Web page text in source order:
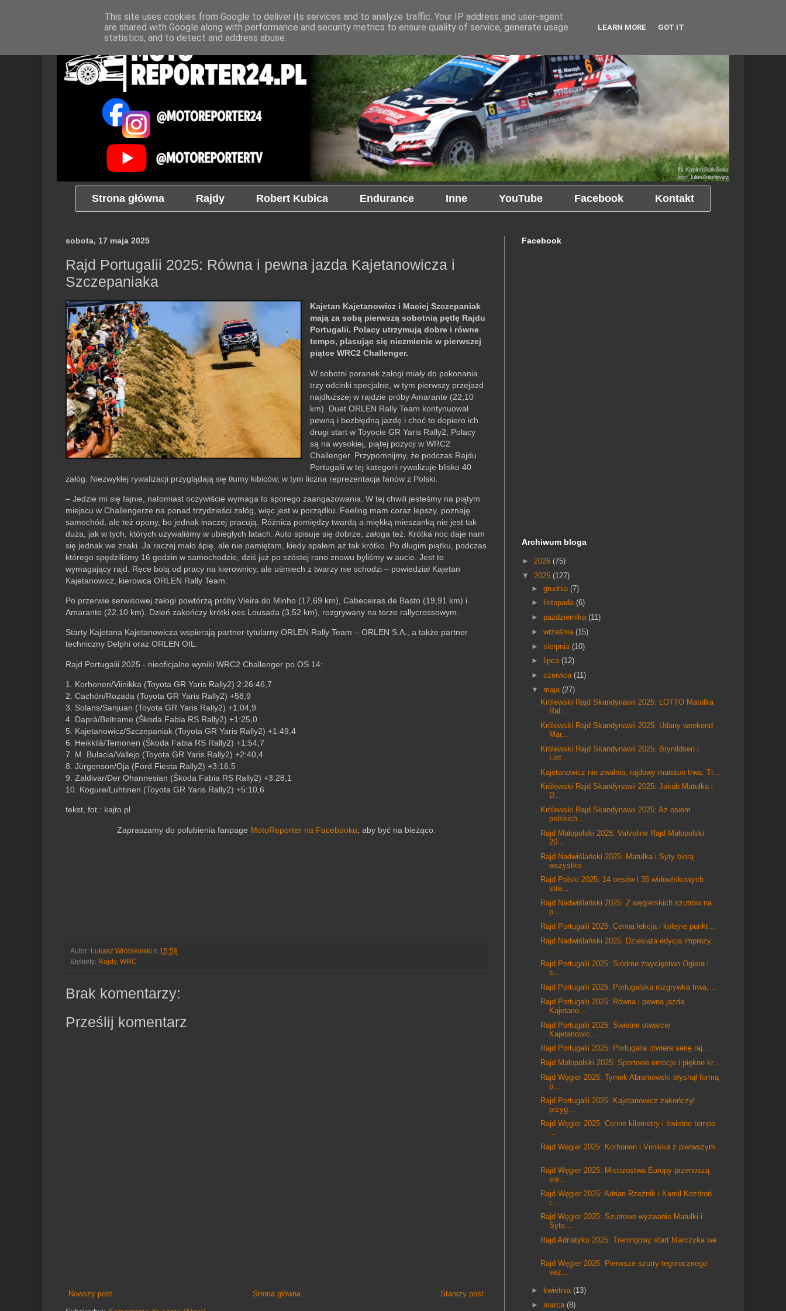
Strona główna Rajdy Robert Kubica Endurance Inne YouTube Facebook Kontakt
sobota, 17 maja 2025
Rajd Portugalii 2025: Równa i pewna jazda Kajetanowicza i
Szczepaniaka
Kajetan Kajetanowicz i Maciej Szczepaniak
mają za sobą pierwszą sobotnią pętlę Rajdu
Portugalii. Polacy utrzymują dobre i równe
tempo, plasując się niezmienie w pierwszej
piątce WRC2 Challenger.
W sobotni poranek załogi miały do pokonania
trzy odcinki specjalne, w tym pierwszy przejazd
najdłuższej w rajdzie próby Amarante (22,10
km). Duet ORLEN Rally Team kontynuował
pewną i bezbłędną jazdę i choć to dopiero ich
drugi start w Toyocie GR Yaris Rally2, Polacy
są na wysokiej, piątej pozycji w WRC2
Challenger. Przypomnijmy, że podczas Rajdu
Portugalii w tej kategorii rywalizuje blisko 40
załóg. Niezwykłej rywalizacji przyglądają się tłumy kibiców, w tym liczna reprezentacja fanów z Polski.
– Jedzie mi się fajnie, natomiast oczywiście wymaga to sporego zaangażowania. W tej chwili jesteśmy na piątym
miejscu w Challengerze na ponad trzydzieści załóg, więc jest w porządku. Feeling mam coraz lepszy, poznaję
samochód, ale też opony, bo jednak inaczej pracują. Różnica pomiędzy twardą a miękką mieszanką nie jest tak
duża, jak w tych, których używaliśmy w ubiegłych latach. Auto spisuje się dobrze, załoga też. Krótka noc daje nam
się jednak we znaki. Ja raczej mało śpię, ale nie pamiętam, kiedy spałem aż tak krótko. Po długim piątku, podczas
którego spędziliśmy 16 godzin w samochodzie, dziś już po szóstej rano znowu byliśmy w aucie. Jest to
wymagający rajd. Ręce bolą od pracy na kierownicy, ale uśmiech z twarzy nie schodzi – powiedział Kajetan
Kajetanowicz, kierowca ORLEN Rally Team.
Po przerwie serwisowej załogi powtórzą próby Vieira do Minho (17,69 km), Cabeceiras de Basto (19,91 km) i
Amarante (22,10 km). Dzień zakończy krótki oes Lousada (3,52 km), rozgrywany na torze rallycrossowym.
Starty Kajetana Kajetanowicza wspierają partner tytularny ORLEN Rally Team – ORLEN S.A., a także partner
techniczny Delphi oraz ORLEN OIL.
Rajd Portugalii 2025 - nieoficjalne wyniki WRC2 Challenger po OS 14:
1. Korhonen/Viinikka (Toyota GR Yaris Rally2) 2:26:46,7
2. Cachón/Rozada (Toyota GR Yaris Rally2) +58,9
3. Solans/Sanjuan (Toyota GR Yaris Rally2) +1:04,9
4. Daprà/Beltrame (Škoda Fabia RS Rally2) +1:25,0
5. Kajetanowicz/Szczepaniak (Toyota GR Yaris Rally2) +1:49,4
6. Heikkilä/Temonen (Škoda Fabia RS Rally2) +1:54,7
7. M. Bulacia/Vallejo (Toyota GR Yaris Rally2) +2:40,4
8. Jürgenson/Oja (Ford Fiesta Rally2) +3:16,5
9. Zaldivar/Der Ohannesian (Škoda Fabia RS Rally2) +3:28,1
10. Kogure/Luhtinen (Toyota GR Yaris Rally2) +5:10,6
tekst, fot.: kajto.pl
Zapraszamy do polubienia fanpage MotoReporter na Facebooku , aby być na bieżąco.
Autor: Łukasz Wróblewski o 15:59
Etykiety: Rajdy, WRC
Brak komentarzy:
Prześlij komentarz
Nowszy post Starszy post
Strona główna
Facebook
Archiwum bloga
► 2026 (75)
▼ 2025 (127)
► grudnia (7)
►
listopada (6)
► października (11)
► września (15)
► sierpnia (10)
►
lipca (12)
► czerwca (11)
▼ maja (27)
Królewski Rajd Skandynawii 2025: LOTTO Matulka
Ral...
Królewski Rajd Skandynawii 2025: Udany weekend
Mar...
Królewski Rajd Skandynawii 2025: Brynildsen i
List...
Kajetanowicz nie zwalnia, rajdowy maraton trwa. Tr...
Królewski Rajd Skandynawii 2025: Jakub Matulka i
D...
Królewski Rajd Skandynawii 2025: Aż osiem
polskich...
Rajd Małopolski 2025: Valvoline Rajd Małopolski
20...
Rajd Nadwiślański 2025: Matulka i Syty biorą
wszystko
Rajd Polski 2025: 14 oesów i 35 widowiskowych
stre...
Rajd Nadwiślański 2025: Z węgierskich szutrów na
p...
Rajd Portugalii 2025: Cenna lekcja i kolejne punkt...
Rajd Nadwiślański 2025: Dziesiąta edycja imprezy.
Rajd Portugalii 2025: Siódme zwycięstwo Ogiera i
s...
Rajd Portugalii 2025: Portugalska rozgrywka trwa, ...
Rajd Portugalii 2025: Równa i pewna jazda
Kajetano...
Rajd Portugalii 2025: Świetne otwarcie
Kajetanowic...
Rajd Portugalii 2025: Portugalia otwiera serię raj...
Rajd Małopolski 2025: Sportowe emocje i piękne kr...
Rajd Węgier 2025: Tymek Abramowski błysnął formą
p...
Rajd Portugalii 2025: Kajetanowicz zakończył
przyg...
Rajd Węgier 2025: Cenne kilometry i świetne tempo
...
Rajd Węgier 2025: Korhonen i Viinikka z pierwszym
...
Rajd Węgier 2025: Mistrzostwa Europy przenoszą
się...
Rajd Węgier 2025: Adrian Rzeźnik i Kamil Kozdroń
r...
Rajd Węgier 2025: Szutrowe wyzwanie Matulki i
Syte...
Rajd Adriatyku 2025: Treningowy start Marczyka we
...
Rajd Węgier 2025: Pierwsze szutry tegorocznego
sez...
► kwietnia (13)
► marca (8)
This site uses cookies from Google to deliver its services and to analyze traffic. Your IP address and user-agent
are shared with Google along with performance and security metrics to ensure quality of service, generate usage
statistics, and to detect and address abuse.
LEARN MORE GOT IT